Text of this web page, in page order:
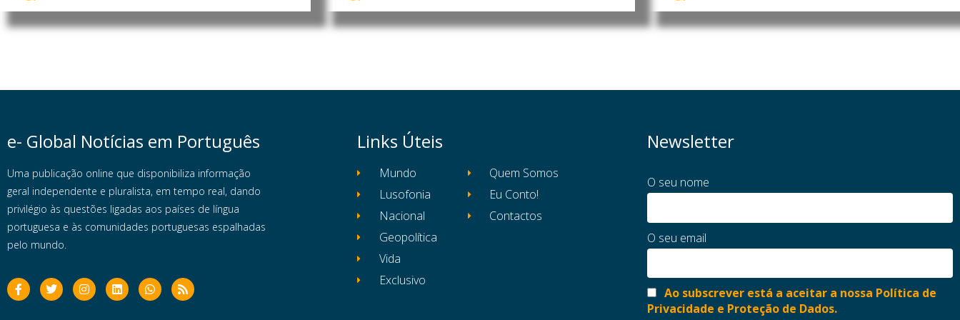
e- Global Notícias em Português
Uma publicação online que disponibiliza informação
geral independente e pluralista, em tempo real, dando
privilégio às questões ligadas aos países de língua
portuguesa e às comunidades portuguesas espalhadas
pelo mundo.
Links Úteis
Mundo
Lusofonia
Nacional
Geopolítica
Vida
Exclusivo
Quem Somos
Eu Conto!
Contactos
Newsletter
O seu nome
O seu email
Ao subscrever está a aceitar a nossa Política de
Privacidade e Proteção de Dados.